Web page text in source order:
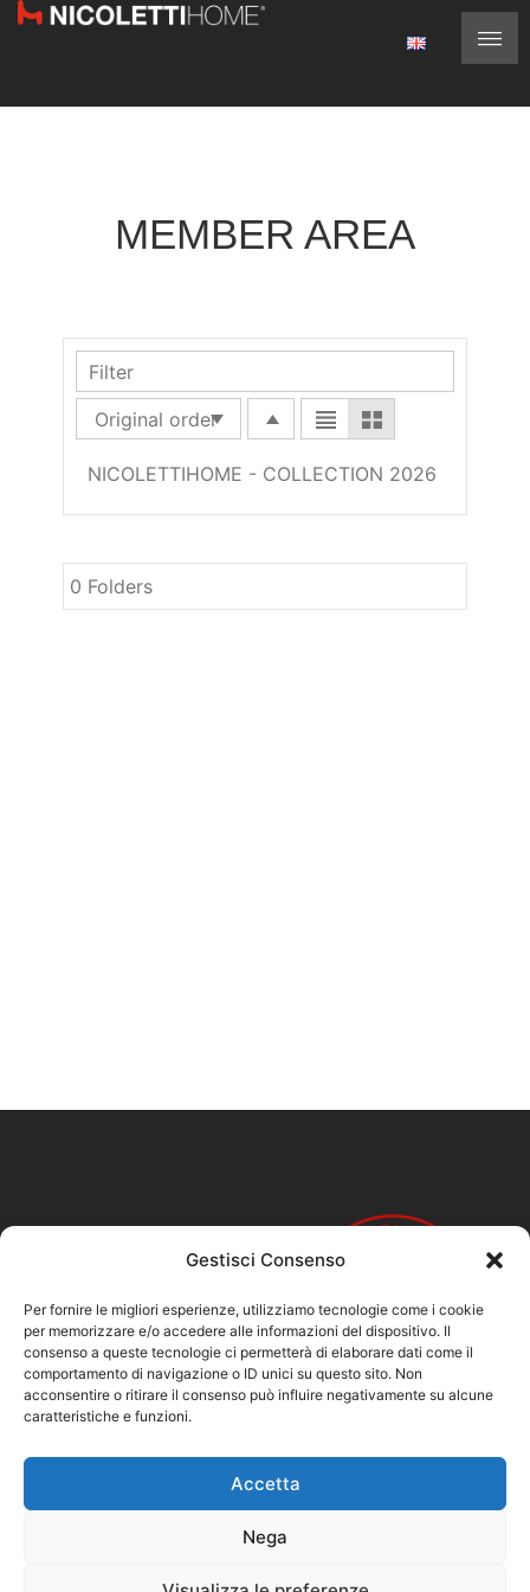
Gestisci Consenso
Per fornire le migliori esperienze, utilizziamo tecnologie come i cookie
per memorizzare e/o accedere alle informazioni del dispositivo. Il
consenso a queste tecnologie ci permetterà di elaborare dati come il
comportamento di navigazione o ID unici su questo sito. Non
acconsentire o ritirare il consenso può influire negativamente su alcune
caratteristiche e funzioni.
Accetta
Nega
MEMBER AREA
NICOLETTIHOME - COLLECTION 2026
0 Folders